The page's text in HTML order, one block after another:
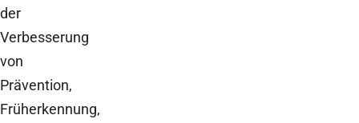
der
Verbesserung
von
Prävention,
Früherkennung,